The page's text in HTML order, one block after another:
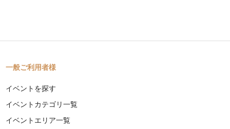
一般ご利用者様
イベントを探す
イベントカテゴリ一覧
イベントエリア一覧